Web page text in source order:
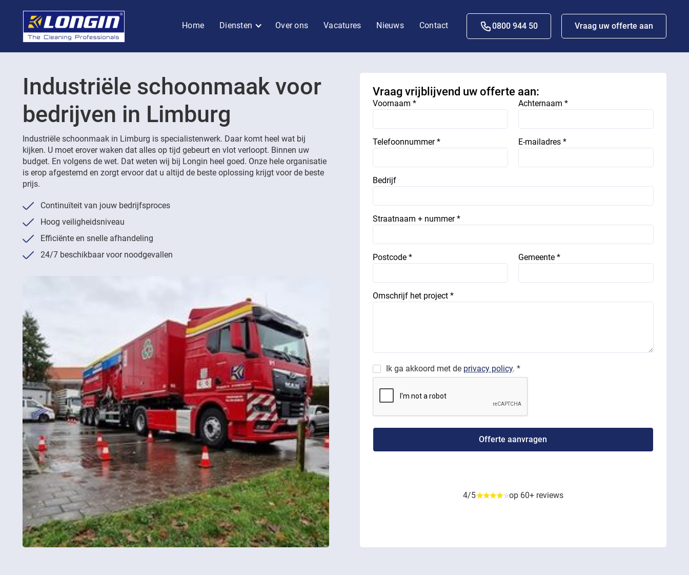
Home Diensten Over ons Vacatures Nieuws Contact 0800 944 50 Vraag uw offerte aan
Industriële schoonmaak voor
bedrijven in Limburg
Industriële schoonmaak in Limburg is specialistenwerk. Daar komt heel wat bij
kijken. U moet erover waken dat alles op tijd gebeurt en vlot verloopt. Binnen uw
budget. En volgens de wet. Dat weten wij bij Longin heel goed. Onze hele organisatie
is erop afgestemd en zorgt ervoor dat u altijd de beste oplossing krijgt voor de beste
prijs.
Continuïteit van jouw bedrijfsproces
Hoog veiligheidsniveau
Efficiënte en snelle afhandeling
24/7 beschikbaar voor noodgevallen
Vraag vrijblijvend uw offerte aan:
Voornaam * Achternaam *
Telefoonnummer * E-mailadres *
Bedrijf
Straatnaam + nummer *
Postcode * Gemeente *
Omschrijf het project *
Ik ga akkoord met de privacy policy. *
4/5 op 60+ reviews